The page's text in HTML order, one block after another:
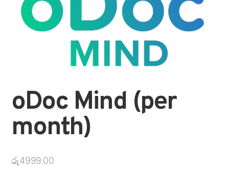
oDoc Mind (per
month)
රු4999.00